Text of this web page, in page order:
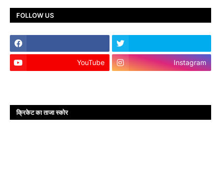
FOLLOW US
YouTube Instagram
क्रिकेट का ताजा स्कोर